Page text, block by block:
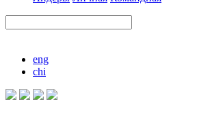
eng
chi